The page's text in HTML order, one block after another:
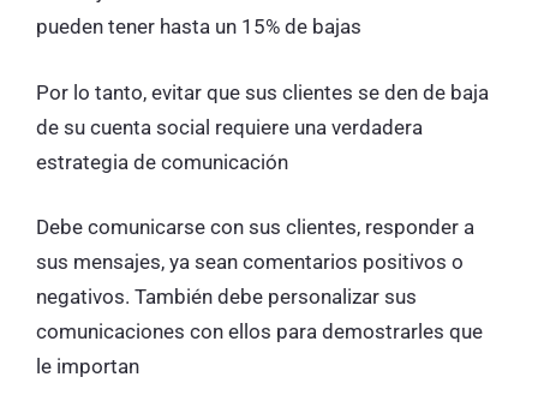
pueden tener hasta un 15% de bajas
Por lo tanto, evitar que sus clientes se den de baja
de su cuenta social requiere una verdadera
estrategia de comunicación
Debe comunicarse con sus clientes, responder a
sus mensajes, ya sean comentarios positivos o
negativos. También debe personalizar sus
comunicaciones con ellos para demostrarles que
le importan